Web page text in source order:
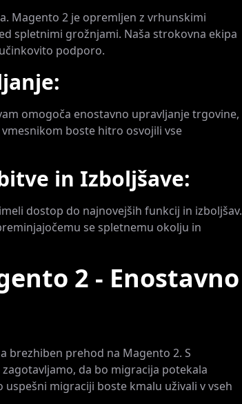
Magento 2 je opremljen z vrhunskimi
spletnimi grožnjami. Naša strokovna ekipa
podporo.
omogoča enostavno upravljanje trgovine,
boste hitro osvojili vse
in Izboljšave:
dostop do najnovejših funkcij in izboljšav.
se spletnemu okolju in
2 - Enostavno
brezhiben prehod na Magento 2. S
da bo migracija potekala
migraciji boste kmalu uživali v vseh